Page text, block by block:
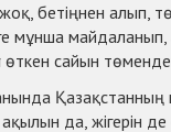
бетіңнен алып,
мұнша
өткен сайын
Қазақстанның
да, жігерін